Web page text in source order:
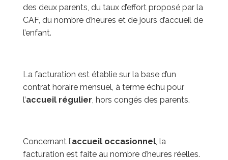
des deux parents, du taux d’effort proposé par la
CAF, du nombre d’heures et de jours d’accueil de
l’enfant.
La facturation est établie sur la base d’un
contrat horaire mensuel, à terme échu pour
l’accueil régulier , hors congés des parents.
Concernant l’accueil occasionnel, la
facturation est faite au nombre d’heures réelles.